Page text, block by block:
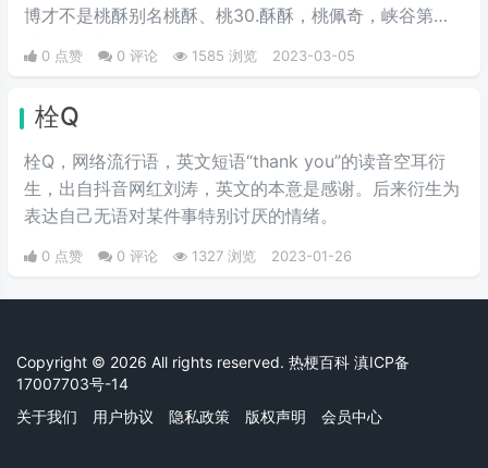
博才不是桃酥别名桃酥、桃30.酥酥，桃佩奇，峡谷第一
0 点赞 0 评论 1585 浏览 2023-03-05
栓Q
栓Q，网络流行语，英文短语“thank you”的读音空耳衍
生，出自抖音网红刘涛，英文的本意是感谢。后来衍生为
表达自己无语对某件事特别讨厌的情绪。
0 点赞 0 评论 1327 浏览 2023-01-26
Copyright © 2026 All rights reserved. 热梗百科 滇ICP备
17007703号-14
关于我们
用户协议 隐私政策 版权声明 会员中心